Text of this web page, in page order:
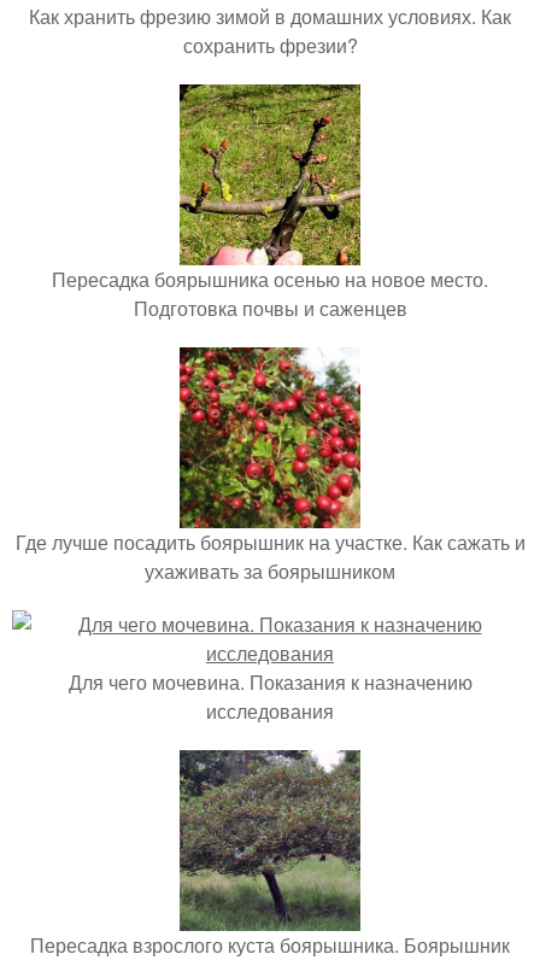
Как хранить фрезию зимой в домашних условиях. Как
сохранить фрезии?
Пересадка боярышника осенью на новое место.
Подготовка почвы и саженцев
Где лучше посадить боярышник на участке. Как сажать и
ухаживать за боярышником
Для чего мочевина. Показания к назначению
исследования
Пересадка взрослого куста боярышника. Боярышник